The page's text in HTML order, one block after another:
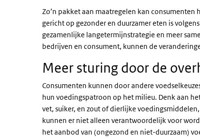
Zo’n pakket aan maatregelen kan
gericht op gezonder en duurzamer eten is
gezamenlijke langetermijnstrategie en meer
bedrijven en consument, kunnen de
Meer sturing door de
Consumenten kunnen door andere
hun voedingspatroon op het milieu. Denk aan
vet, suiker, en zout of dierlijke
kunnen er niet alleen verantwoordelijk voor
het aanbod van (ongezond en niet-duurzaam)